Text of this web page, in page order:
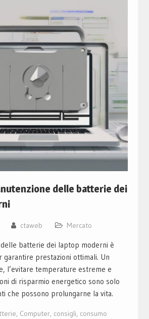
delle batterie dei
ctaweb Mercato
delle batterie dei laptop moderni è
garantire prestazioni ottimali. Un
l’evitare temperature estreme e
di risparmio energetico sono solo
che possono prolungarne la vita.
, Computer, consigli, consumo